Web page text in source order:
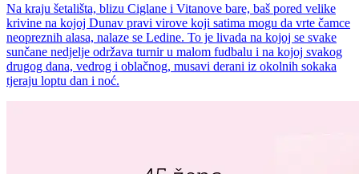
Na kraju šetališta, blizu Ciglane i Vitanove bare, baš pored velike
krivine na kojoj Dunav pravi virove koji satima mogu da vrte čamce
neopreznih alasa, nalaze se Ledine. To je livada na kojoj se svake
sunčane nedjelje održava turnir u malom fudbalu i na kojoj svakog
drugog dana, vedrog i oblačnog, musavi derani iz okolnih sokaka
tjeraju loptu dan i noć.